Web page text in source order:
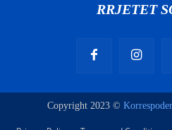
RRJETET
Copyright 2023 ©